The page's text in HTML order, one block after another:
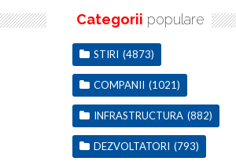
Categorii populare
STIRI (4873)
COMPANII (1021)
INFRASTRUCTURA (882)
DEZVOLTATORI (793)